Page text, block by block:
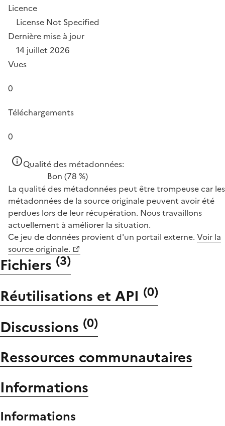
Licence
License Not Specified
Dernière mise à jour
14 juillet 2026
Vues
0
Téléchargements
0
Qualité des métadonnées:
Bon (78 %)
La qualité des métadonnées peut être trompeuse car les
métadonnées de la source originale peuvent avoir été
perdues lors de leur récupération. Nous travaillons
actuellement à améliorer la situation.
Ce jeu de données provient d'un portail externe. Voir la
source originale.
Fichiers (3)
Réutilisations et API (0)
Discussions (0)
Ressources communautaires
Informations
Informations